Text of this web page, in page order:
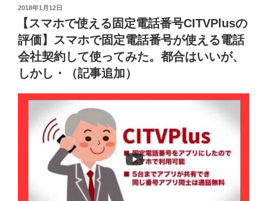
投
稿
日:
2018年1月12日
【スマホで使える固定電話番号CITVPlusの
評価】スマホで固定電話番号が使える電話
会社契約して使ってみた。都合はいいが、
しかし・（記事追加）